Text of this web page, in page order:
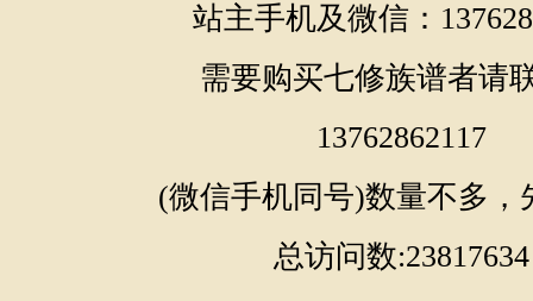
站主手机及微信：
需要购买七修族谱者请
13762862117
(微信手机同号)数量不多，
总访问数:23817634